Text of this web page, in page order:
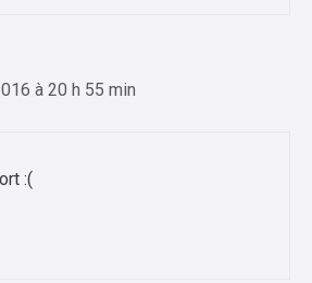
à 20 h 55 min
:(